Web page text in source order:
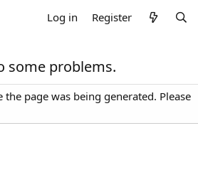
Log in Register
some problems.
page was being generated. Please